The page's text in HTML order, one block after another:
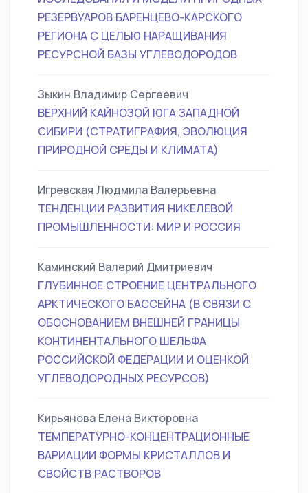
РЕЗЕРВУАРОВ БАРЕНЦЕВО-КАРСКОГО
РЕГИОНА С ЦЕЛЬЮ НАРАЩИВАНИЯ
РЕСУРСНОЙ БАЗЫ УГЛЕВОДОРОДОВ
Зыкин Владимир Сергеевич
ВЕРХНИЙ КАЙНОЗОЙ ЮГА ЗАПАДНОЙ
СИБИРИ (СТРАТИГРАФИЯ, ЭВОЛЮЦИЯ
ПРИРОДНОЙ СРЕДЫ И КЛИМАТА)
Игревская Людмила Валерьевна
ТЕНДЕНЦИИ РАЗВИТИЯ НИКЕЛЕВОЙ
ПРОМЫШЛЕННОСТИ: МИР И РОССИЯ
Каминский Валерий Дмитриевич
ГЛУБИННОЕ СТРОЕНИЕ ЦЕНТРАЛЬНОГО
АРКТИЧЕСКОГО БАССЕЙНА (В СВЯЗИ С
ОБОСНОВАНИЕМ ВНЕШНЕЙ ГРАНИЦЫ
КОНТИНЕНТАЛЬНОГО ШЕЛЬФА
РОССИЙСКОЙ ФЕДЕРАЦИИ И ОЦЕНКОЙ
УГЛЕВОДОРОДНЫХ РЕСУРСОВ)
Кирьянова Елена Викторовна
ТЕМПЕРАТУРНО-КОНЦЕНТРАЦИОННЫЕ
ВАРИАЦИИ ФОРМЫ КРИСТАЛЛОВ И
СВОЙСТВ РАСТВОРОВ